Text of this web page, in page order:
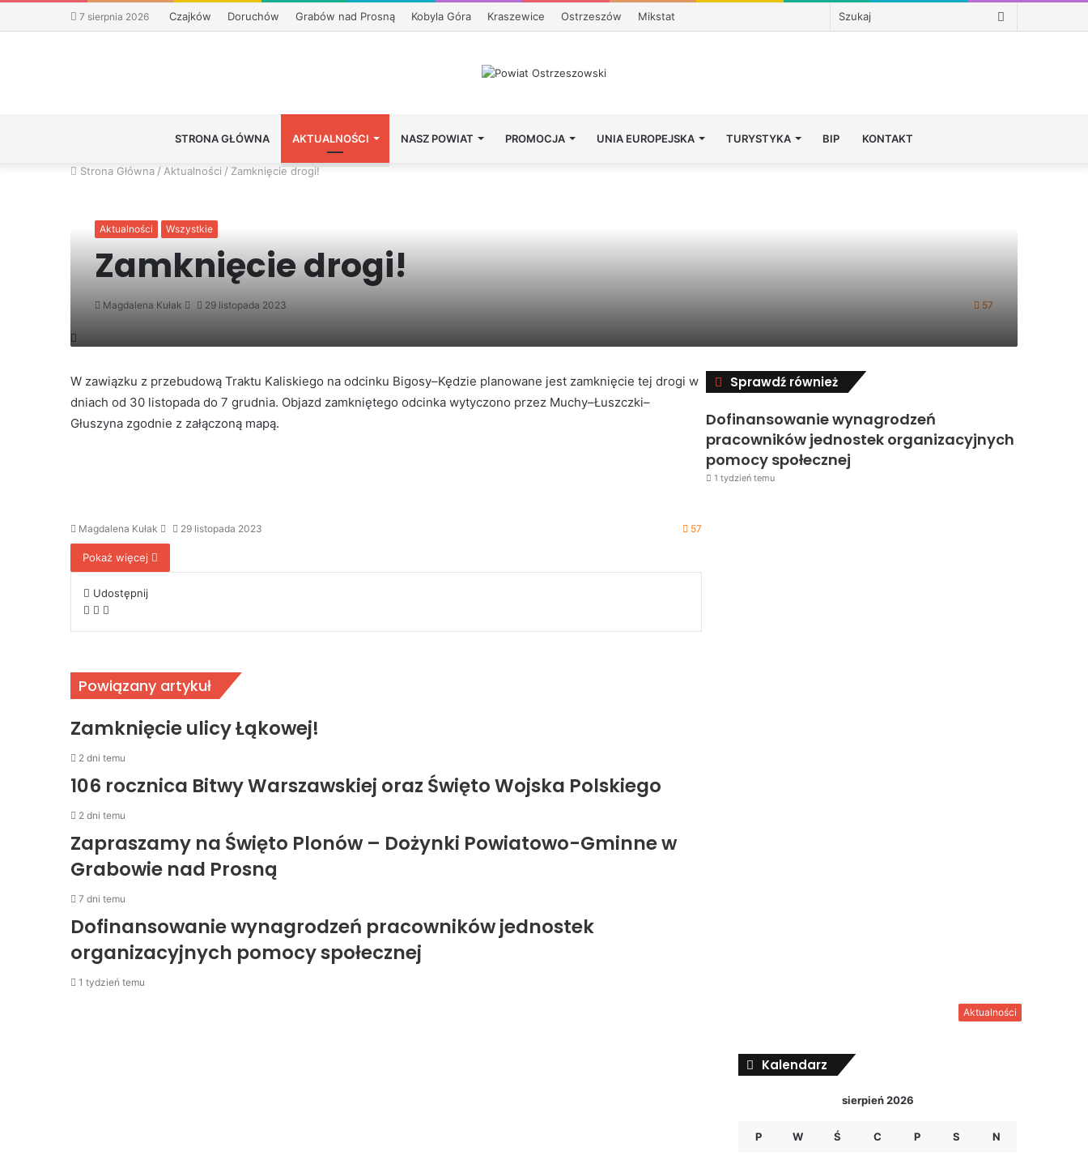
7 sierpnia 2026 Czajków Doruchów Grabów nad Prosną Kobyla Góra Kraszewice Ostrzeszów Mikstat Szukaj
STRONA GŁÓWNA AKTUALNOŚCI NASZ POWIAT PROMOCJA UNIA EUROPEJSKA TURYSTYKA BIP KONTAKT
Strona Główna / Aktualności / Zamknięcie drogi!
Aktualności Wszystkie
Zamknięcie drogi!
Magdalena Kułak
Send29 listopada 2023 57
W zawiązku z przebudową Traktu Kaliskiego na odcinku Bigosy–Kędzie planowane jest zamknięcie tej drogi w
dniach od 30 listopada do 7 grudnia. Objazd zamkniętego odcinka wytyczono przez Muchy–Łuszczki–
Głuszyna zgodnie z załączoną mapą.
Magdalena Kułak
Send
an
29 listopada 2023 57
Pokaż więcej
Udostępnij
Facebook
Udostępnij
Powiązany artykuł
Zamknięcie ulicy Łąkowej!
2 dni temu
106 rocznica Bitwy Warszawskiej oraz Święto Wojska Polskiego
2 dni temu
Zapraszamy na Święto Plonów – Dożynki Powiatowo-Gminne w
Grabowie nad Prosną
7 dni temu
Dofinansowanie wynagrodzeń pracowników jednostek
organizacyjnych pomocy społecznej
1 tydzień temu
Sprawdź również
Close
Aktualności
Dofinansowanie wynagrodzeń
pracowników jednostek organizacyjnych
pomocy społecznej
1 tydzień temu
Kalendarz
sierpień 2026
P W Ś C P S N